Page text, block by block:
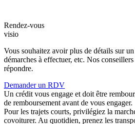
Rendez-vous
visio
Vous souhaitez avoir plus de détails sur
démarches à effectuer, etc. Nos
répondre.
Demander un RDV
Un crédit vous engage et doit être
de remboursement avant de vous engager.
Pour les trajets courts, privilégiez la
covoiturer. Au quotidien, prenez les